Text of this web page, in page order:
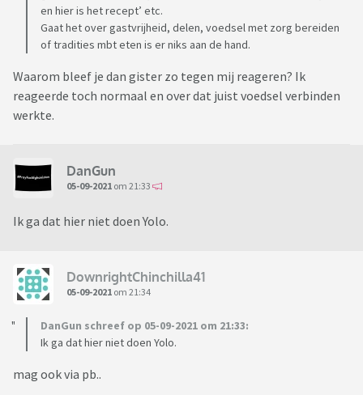
en hier is het recept’ etc.
Gaat het over gastvrijheid, delen, voedsel met zorg bereiden
of tradities mbt eten is er niks aan de hand.
Waarom bleef je dan gister zo tegen mij reageren? Ik
reageerde toch normaal en over dat juist voedsel verbinden
werkte.
DanGun
05-09-2021 om 21:33
Ik ga dat hier niet doen Yolo.
DownrightChinchilla41
05-09-2021 om 21:34
DanGun schreef op 05-09-2021 om 21:33:
Ik ga dat hier niet doen Yolo.
mag ook via pb..